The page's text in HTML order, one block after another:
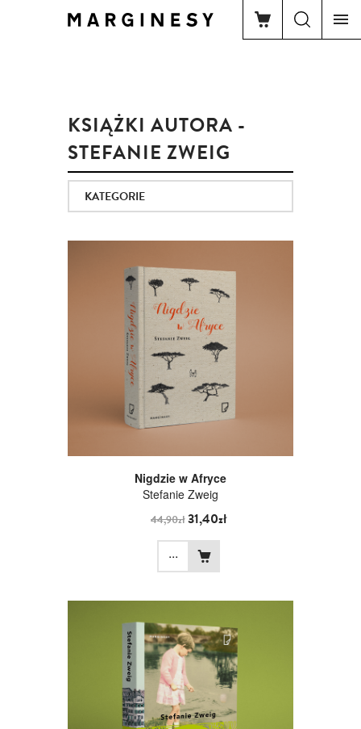
KSIĄŻKI AUTORA -
STEFANIE ZWEIG
KATEGORIE
Nigdzie w Afryce
Stefanie Zweig
44,90zł31,40zł
...